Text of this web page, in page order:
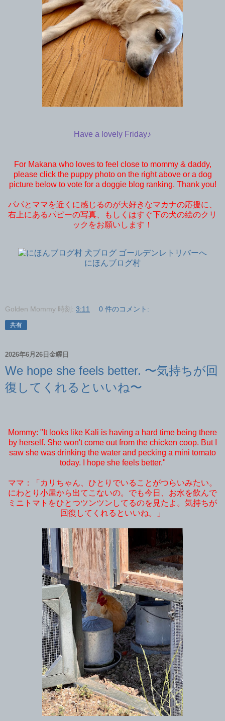
Have a lovely Friday♪
For Makana who loves to feel close to mommy & daddy,
please click the puppy photo on the right above or a dog
picture below to vote for a doggie blog ranking. Thank you!
パパとママを近くに感じるのが大好きなマカナの応援に、
右上にあるパピーの写真、もしくはすぐ下の犬の絵のクリ
ックをお願いします！
にほんブログ村
Golden Mommy 時刻: 3:11 0 件のコメント:
共有
2026年6月26日金曜日
We hope she feels better. 〜気持ちが回
復してくれるといいね〜
Mommy: "It looks like Kali is having a hard time being there
by herself. She won't come out from the chicken coop. But I
saw she was drinking the water and pecking a mini tomato
today. I hope she feels better."
ママ：「カリちゃん、ひとりでいることがつらいみたい。
にわとり小屋から出てこないの。でも今日、お水を飲んで
ミニトマトをひとつツンツンしてるのを見たよ。気持ちが
回復してくれるといいね。」